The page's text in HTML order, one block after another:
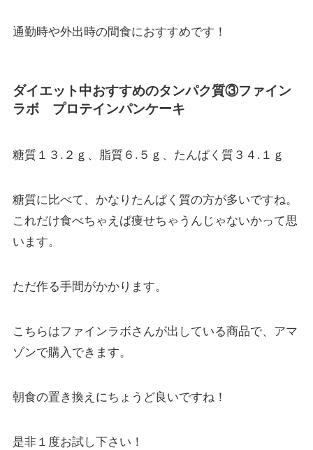
通勤時や外出時の間食におすすめです！
ダイエット中おすすめのタンパク質③ファイン
ラボ プロテインパンケーキ
糖質１３.２ｇ、脂質６.５ｇ、たんぱく質３４.１ｇ
糖質に比べて、かなりたんぱく質の方が多いですね。
これだけ食べちゃえば痩せちゃうんじゃないかって思
います。
ただ作る手間がかかります。
こちらはファインラボさんが出している商品で、アマ
ゾンで購入できます。
朝食の置き換えにちょうど良いですね！
是非１度お試し下さい！